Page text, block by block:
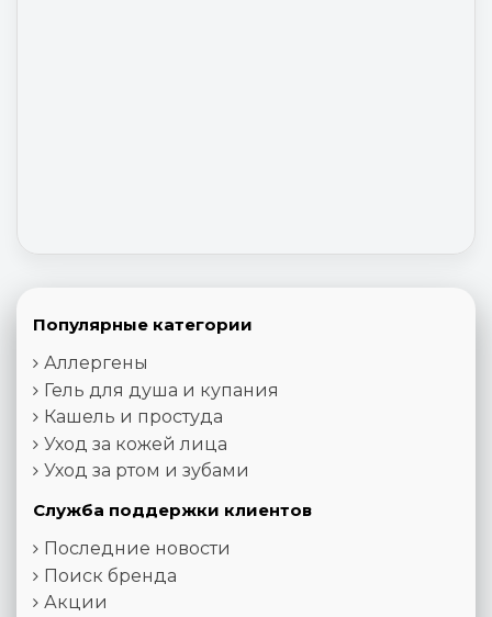
Популярные категории
Аллергены
Гель для душа и купания
Кашель и простуда
Уход за кожей лица
Уход за ртом и зубами
Служба поддержки клиентов
Последние новости
Поиск бренда
Акции